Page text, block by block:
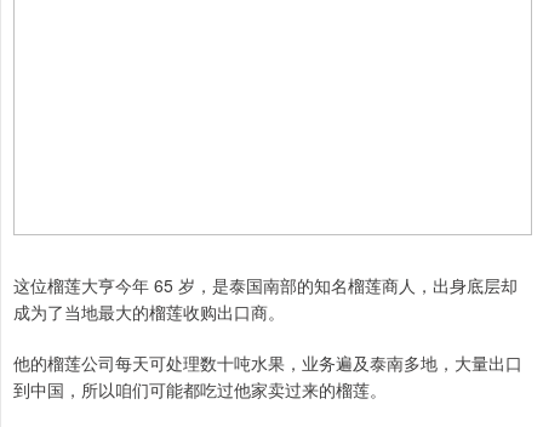
这位榴莲大亨今年 65 岁，是泰国南部的知名榴莲商人，出身底层却
成为了当地最大的榴莲收购出口商。
他的榴莲公司每天可处理数十吨水果，业务遍及泰南多地，大量出口
到中国，所以咱们可能都吃过他家卖过来的榴莲。